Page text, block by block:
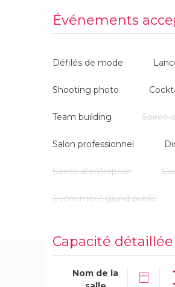
Événements
Défilés de mode
Shooting photo
Team building Soirée
Salon professionnel
Soirée d'entreprise
Evénement grand public
Capacité détaillée
Nom de la